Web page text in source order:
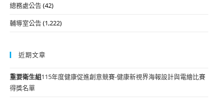
總務處公告(42)
輔導室公告(1,222)
近期文章
重要衛生組115年度健康促進創意競賽-健康新視界海報設計與電繪比賽
得獎名單